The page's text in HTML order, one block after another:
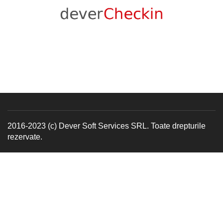
2016-2023 (c) Dever Soft Services SRL. Toate drepturile
rezervate.